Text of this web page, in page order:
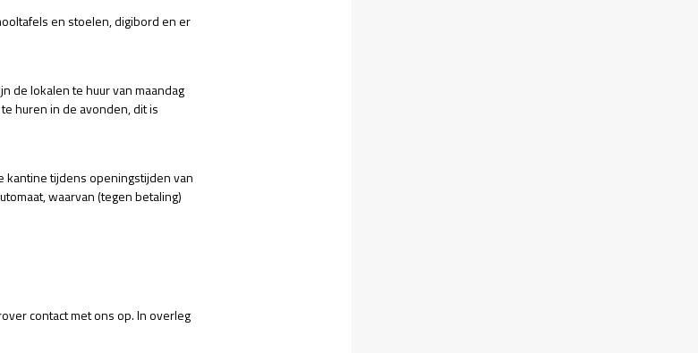
en stoelen, digibord en er
de lokalen te huur van maandag
huren in de avonden, dit is
kantine tijdens openingstijden van
waarvan (tegen betaling)
contact met ons op. In overleg